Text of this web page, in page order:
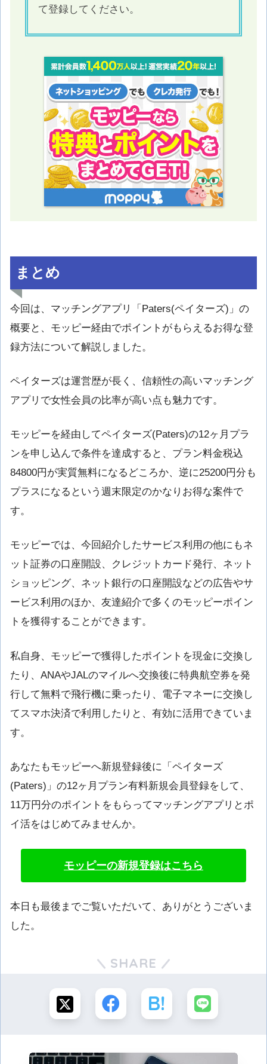
て登録してください。
まとめ
今回は、マッチングアプリ「Paters(ペイターズ)」の
概要と、モッピー経由でポイントがもらえるお得な登
録方法について解説しました。
ペイターズは運営歴が長く、信頼性の高いマッチング
アプリで女性会員の比率が高い点も魅力です。
モッピーを経由してペイターズ(Paters)の12ヶ月プラ
ンを申し込んで条件を達成すると、プラン料金税込
84800円が実質無料になるどころか、逆に25200円分も
プラスになるという週末限定のかなりお得な案件で
す。
モッピーでは、今回紹介したサービス利用の他にもネ
ット証券の口座開設、クレジットカード発行、ネット
ショッピング、ネット銀行の口座開設などの広告やサ
ービス利用のほか、友達紹介で多くのモッピーポイン
トを獲得することができます。
私自身、モッピーで獲得したポイントを現金に交換し
たり、ANAやJALのマイルへ交換後に特典航空券を発
行して無料で飛行機に乗ったり、電子マネーに交換し
てスマホ決済で利用したりと、有効に活用できていま
す。
あなたもモッピーへ新規登録後に「ペイターズ
(Paters)」の12ヶ月プラン有料新規会員登録をして、
11万円分のポイントをもらってマッチングアプリとポ
イ活をはじめてみませんか。
モッピーの新規登録はこちら
本日も最後までご覧いただいて、ありがとうございま
した。
SHARE